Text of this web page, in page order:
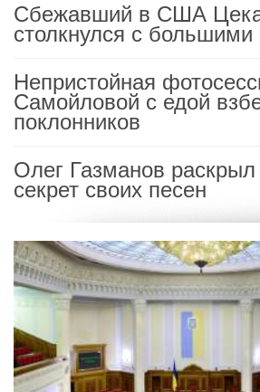
Сбежавший в США
столкнулся с
Непристойная
Самойловой с едой
поклонников
Олег Газманов раскрыл
секрет своих песен